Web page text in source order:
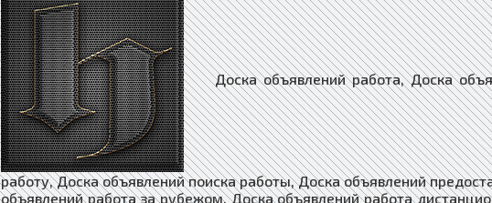
Доска объявлений работа, Доска объявлений недвижимость, Доска объявлений ищу работу, Доска объявлений поиска работы, Доска объявлений предоставлю работу, Доска объявлений вакансии, Доска объявлений работа за рубежом, Доска объявлений работа дистанционная, Доска объявлений работа на дому, Доска объявлений подработка, Доска объявлений работа для инвалида, Доска объявлений агентства недвижимости, Доска объявлений Покупка Недвижимости, Доска объявлений Продажа Недвижимости, Доска объявлений Купить Недвижимость, Доска объявлений Продать Недвижимость, Доска объявлений Аренда Недвижимости, Доска объявлений Снять Недвижимость, Доска объявлений Сдать Недвижимость, Доска объявлений Покупка Квартира, Доска объявлений Продажа Квартира, Доска объявлений Купить Квартиру, Доска объявлений Продать Квартиру, Доска объявлений Аренда Квартир, Доска объявлений Снять Квартиру, Доска объявлений Сдать Квартиру, Доска объявлений Покупка Дома, Доска объявлений Продажа Дома, Доска объявлений Купить Дом, Доска объявлений Продать Дом, Доска объявлений Аренда Дома, Доска объявлений Снять Дом, Доска объявлений Сдать Дом, Доска объявлений Покупка Комнат, Доска объявлений Продажа Комнат, Доска объявлений Купить Комнату, Доска объявлений Продать Комнату, Доска объявлений Аренда Комнаты, Доска объявлений Снять Комнату, Доска объявлений Сдать Комнату, Доска объявлений загородная недвижимость, Доска объявлений коммерческая недвижимость, Доска объявлений недвижимость за рубежом, Доска объявлений риэлторы, Доска объявлений строительство, Доска объявлений строительство материалы, Доска объявлений строительство оборудование, Доска объявлений столярные изделия, Доска объявлений мебель, Доска объявлений продажа изделий из древесины, Доска объявлений продажа шпона и пиломатериалов, Доска объявлений строительство домов, Доска объявлений стекло изделия, Доска объявлений сантехника купить, Доска объявлений ландшафтный дизайн, Доска объявлений архитектура и дизайн, Доска объявлений предприятия организации, Доска объявлений компании фирмы, Доска объявлений бригады строителей, Доска объявлений демонтаж разборка, Доска объявлений монтаж сборка, Доска объявлений установка соединение, Доска объявлений вывоз мусора, Доска объявлений клининг уборка, Доска объявлений перепланировка помещений, Доска объявлений перепланировка зданий, Доска объявлений перепланировка сооружений, Доска объявлений перепланировка квартиры, Доска объявлений перепланировка дома, Доска объявлений перепланировка участка, Доска объявлений проектные работы, Доска объявлений электромонтаж, Доска объявлений ремонт и отделка, Доска объявлений ремонт и обслуживание, Доска объявлений отделка и дизайн квартир, Доска объявлений дизайн интерьера, Доска объявлений купить сруб дома, Доска объявлений строительство коттеджей, Доска объявлений дом в кредит, Доска объявлений квартира в кредит, Доска объявлений оцилиндрованное бревно, Доска объявлений дом из бревна, Доска объявлений клееный брус, Доска объявлений дом из бруса, Доска объявлений дом из кирпича, Доска объявлений каркасные дома, Доска объявлений бетон и железобетон, Доска объявлений бетон купить, Доска объявлений гипсокартон, Доска объявлений штукатурные работы, Доска объявлений малярные работы, Доска объявлений облицовка, Доска объявлений колодцы скважины, Доска объявлений балкон лоджия, Доска объявлений камины печи барбекю, Доска объявлений ванная туалет под ключ, Доска объявлений кухня отделка ремонт, Доска объявлений окна двери купить, Доска объявлений потолки заказать, Доска объявлений полы ремонт, Доска объявлений стены отделка, Доска объявлений грузчики, Доска объявлений подсобники разнорабочие, Доска объявлений независимый эксперт, Доска объявлений товары, Доска объявлений товары из китая, Доска объявлений товары с доставкой, Доска объявлений услуги, Доска объявлений поиск услуг и специалистов, Доска объявлений оказание услуг, Доска объявлений предложения услуг и сервисов, Доска объявлений услуги купить и доставить, Доска объявлений услуги и предложения, Доска объявлений магазин, Доска объявлений интернет-магазин, Доска объявлений магазин оборудование, Доска объявлений средства связи, Доска объявлений табачные изделия, Доска объявлений одежда и обувь, Доска объявлений текстиль, Доска объявлений галантерея, Доска объявлений текстильная галантерея, Доска объявлений зоотовары, Доска объявлений интернет-зоомагазин, Доска объявлений животные, Доска объявлений растения, Доска объявлений цветы, Доска объявлений семена и саженцы, Доска объявлений канцтовары, Доска объявлений книги и печать, Доска объявлений косметика парфюмерия, Доска объявлений подарки сувениры, Доска объявлений ювелирные изделия